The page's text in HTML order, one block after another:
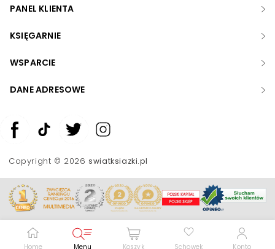
Home Menu Koszyk Schowek Konto
PANEL KLIENTA
KSIĘGARNIE
WSPARCIE
DANE ADRESOWE
Copyright © 2026swiatksiazki.pl
Zwiększ rozmiar czcionki
Skala szarości
Podkreślenie linków